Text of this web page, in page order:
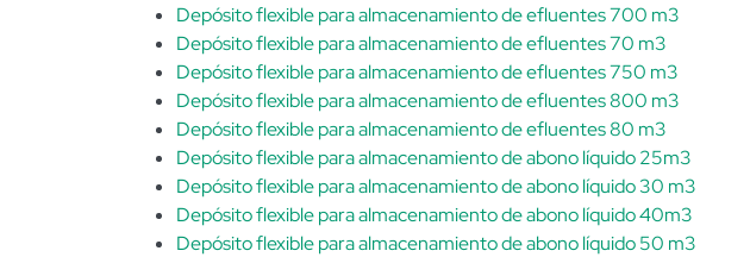
Depósito flexible para almacenamiento de efluentes 700 m3
Depósito flexible para almacenamiento de efluentes 70 m3
Depósito flexible para almacenamiento de efluentes 750 m3
Depósito flexible para almacenamiento de efluentes 800 m3
Depósito flexible para almacenamiento de efluentes 80 m3
Depósito flexible para almacenamiento de abono líquido 25m3
Depósito flexible para almacenamiento de abono líquido 30 m3
Depósito flexible para almacenamiento de abono líquido 40m3
Depósito flexible para almacenamiento de abono líquido 50 m3